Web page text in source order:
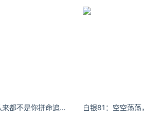
能留在你身边的 从来都不是你拼命追赶的